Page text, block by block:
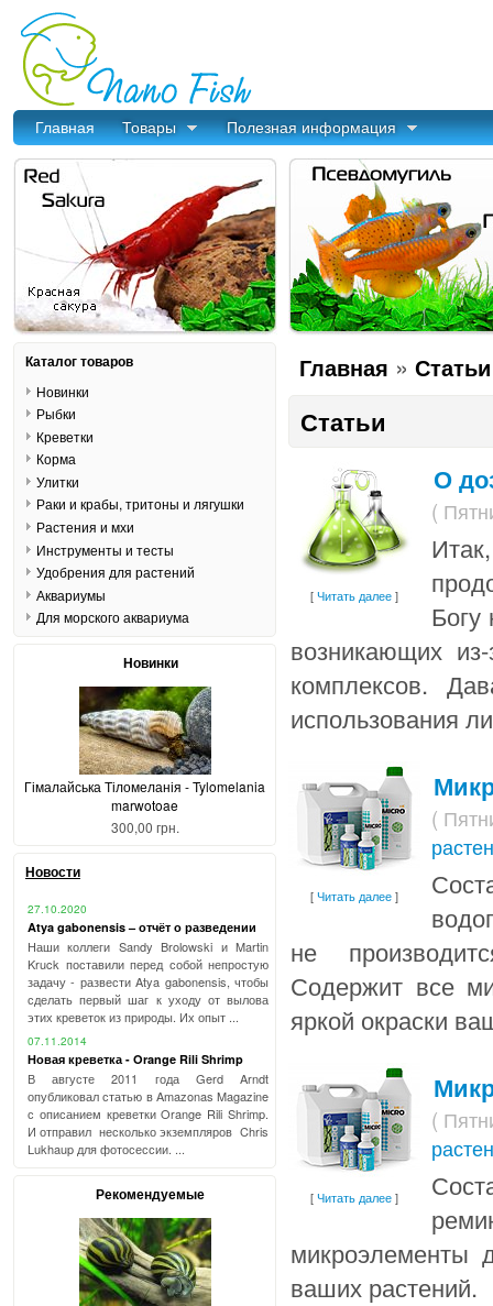
Главная Товары Полезная информация
Главная » Статьи
Статьи
[Читать далее]
О
(
возникающих
комплексов.
использования
[Читать далее]
(
не
Содержит все
яркой окраски
[Читать далее]
(
микроэлементы
ваших растений.
Каталог товаров
Новинки
Рыбки
Креветки
Корма
Улитки
Раки и крабы, тритоны и лягушки
Растения и мхи
Инструменты и тесты
Удобрения для растений
Аквариумы
Для морского аквариума
Новинки
Гімалайська Тіломеланія - Tylomelania
marwotoae
300,00 грн.
Новости
27.10.2020
Atya gabonensis – отчёт о разведении
Наши коллеги Sandy Brolowski и Martin
Kruck поставили перед собой непростую
задачу - развести Atya gabonensis, чтобы
сделать первый шаг к уходу от вылова
этих креветок из природы. Их опыт ...
07.11.2014
Новая креветка - Orange Rili Shrimp
В августе 2011 года Gerd Arndt
опубликовал статью в Amazonas Magazine
с описанием креветки Orange Rili Shrimp.
И отправил несколько экземпляров Chris
Lukhaup для фотосессии. ...
Рекомендуемые